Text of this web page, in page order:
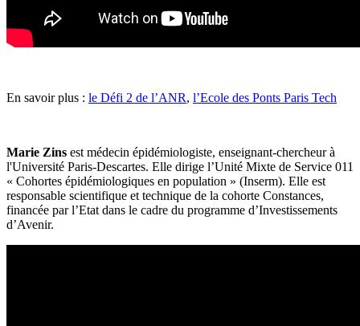
En savoir plus : le Défi 2 de l’ANR, l’Ecole des Ponts Paris Tech
Marie Zins est médecin épidémiologiste, enseignant-chercheur à
l'Université Paris-Descartes. Elle dirige l’Unité Mixte de Service 011
« Cohortes épidémiologiques en population » (Inserm). Elle est
responsable scientifique et technique de la cohorte Constances,
financée par l’Etat dans le cadre du programme d’Investissements
d’Avenir.